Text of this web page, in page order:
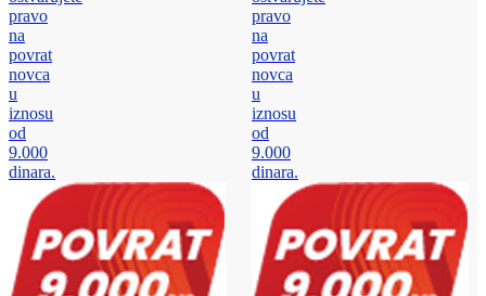
pravo
na
povrat
novca
u
iznosu
od
9.000
dinara.
pravo
na
povrat
novca
u
iznosu
od
9.000
dinara.